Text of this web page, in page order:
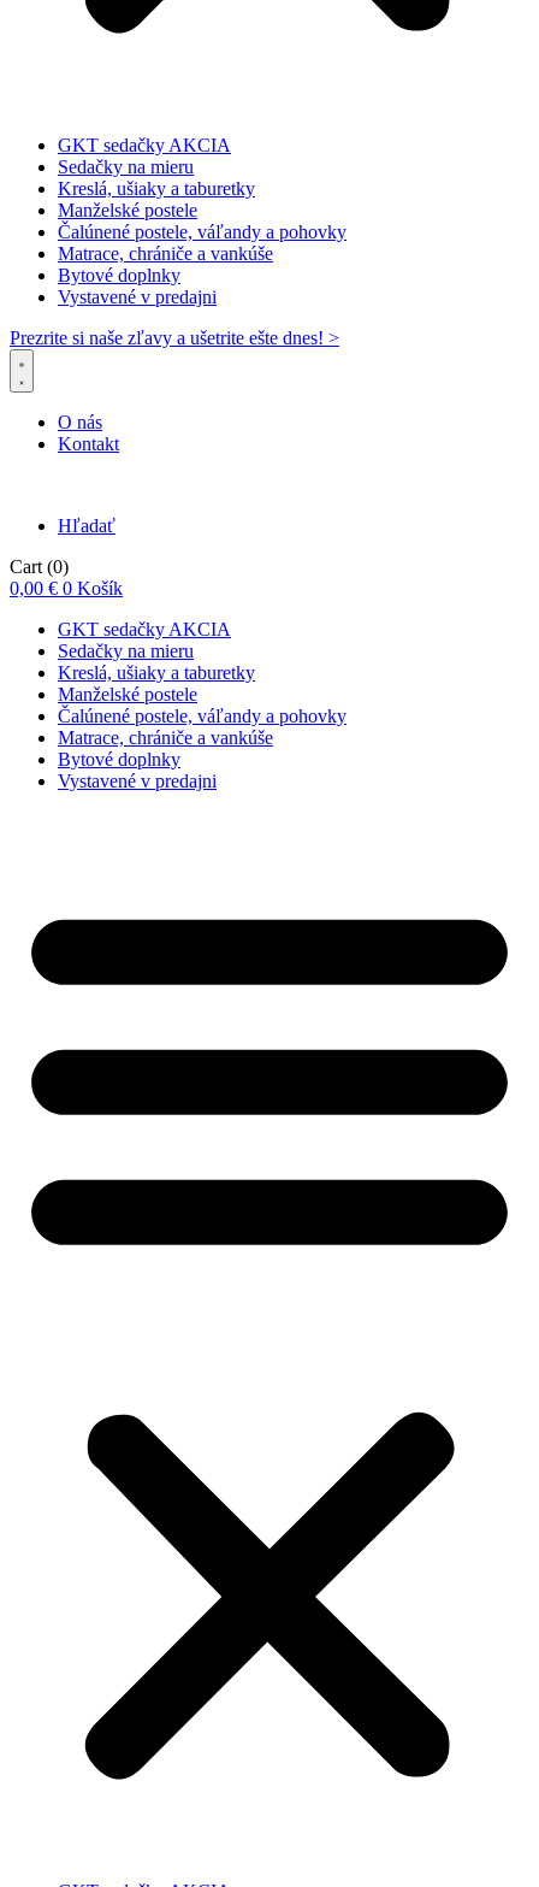
GKT sedačky AKCIA
Sedačky na mieru
Kreslá, ušiaky a taburetky
Manželské postele
Čalúnené postele, váľandy a pohovky
Matrace, chrániče a vankúše
Bytové doplnky
Vystavené v predajni
Prezrite si naše zľavy a ušetrite ešte dnes! >​
O nás
Kontakt
Hľadať
Cart (0)
0,00 € 0 Košík
GKT sedačky AKCIA
Sedačky na mieru
Kreslá, ušiaky a taburetky
Manželské postele
Čalúnené postele, váľandy a pohovky
Matrace, chrániče a vankúše
Bytové doplnky
Vystavené v predajni